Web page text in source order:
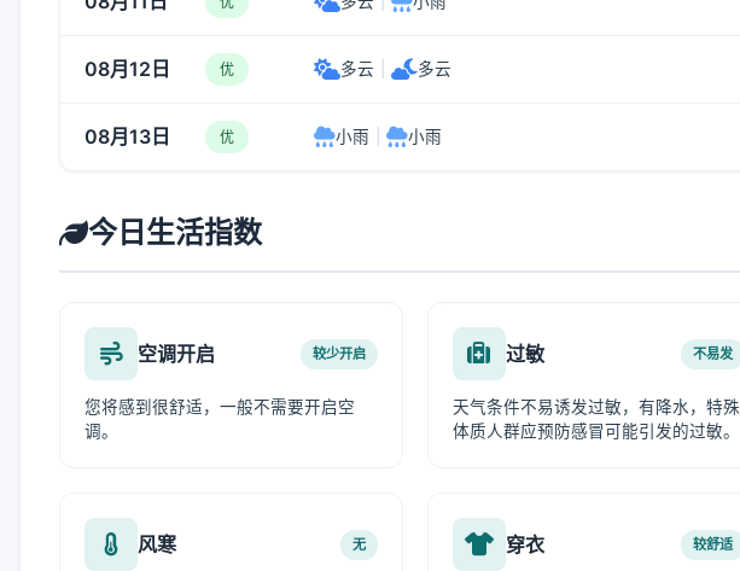
08月12日 优 多云 多云
08月13日 优 小雨 小雨
今日生活指数
空调开启 较少开启
您将感到很舒适，一般不需要开启空
调。
过敏 不易发
天气条件不易诱发过敏，有降水，特殊
体质人群应预防感冒可能引发的过敏。
风寒 无 穿衣 较舒适